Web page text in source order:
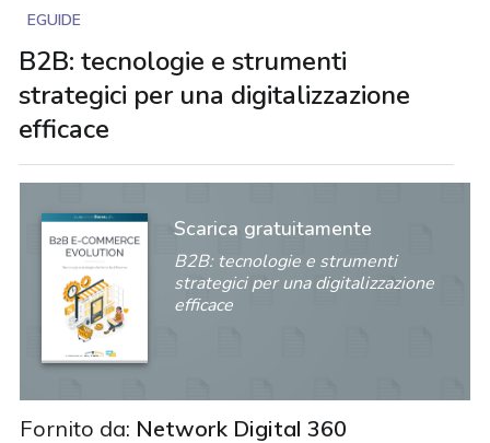
EGUIDE
B2B: tecnologie e strumenti
strategici per una digitalizzazione
efficace
Scarica gratuitamente
B2B: tecnologie e strumenti
strategici per una digitalizzazione
efficace
Fornito da: Network Digital 360